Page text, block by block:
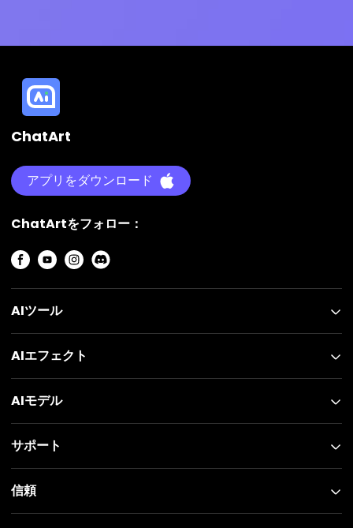
ChatArt
アプリをダウンロード
ChatArtをフォロー：
AIツール
AIエフェクト
AIモデル
サポート
信頼